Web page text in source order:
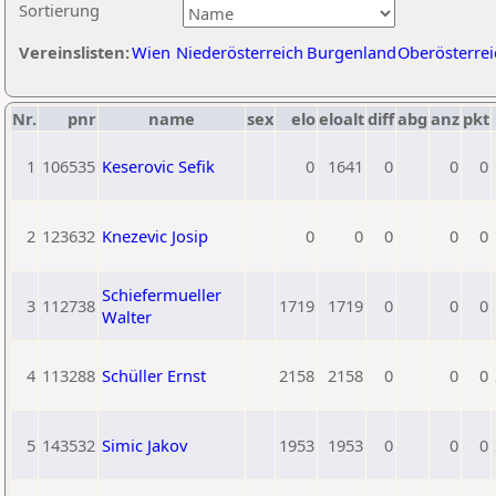
Sortierung
Vereinslisten:Wien Niederösterreich Burgenland
Nr. pnr name sex eloeloaltdiffabg anz pkt
1 106535 Keserovic Sefik 0 1641 0 0 0
2 123632 Knezevic Josip 0 0 0 0 0
3 112738 Schiefermueller
Walter
1719 1719 0 0 0
4 113288 Schüller Ernst 2158 2158 0 0 0
5 143532 Simic Jakov 1953 1953 0 0 0